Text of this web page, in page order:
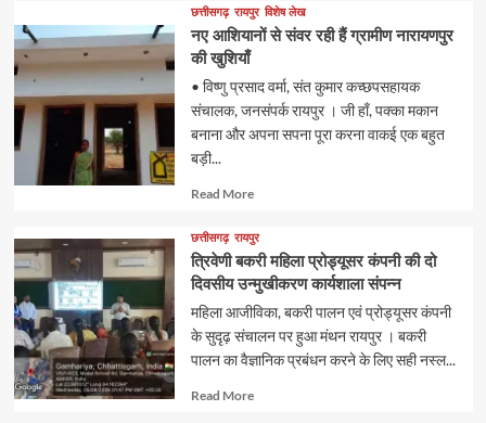
छत्तीसगढ़ रायपुर विशेष लेख
नए आशियानों से संवर रही हैं ग्रामीण नारायणपुर
की खुशियाँ
• विष्णु प्रसाद वर्मा, संत कुमार कच्छपसहायक
संचालक, जनसंपर्क रायपुर । जी हाँ, पक्का मकान
बनाना और अपना सपना पूरा करना वाकई एक बहुत
बड़ी...
Read MoreRead
about
छत्तीसगढ़ रायपुर
त्रिवेणी बकरी महिला प्रोड्यूसर कंपनी की दो
दिवसीय उन्मुखीकरण कार्यशाला संपन्न
महिला आजीविका, बकरी पालन एवं प्रोड्यूसर कंपनी
के सुदृढ़ संचालन पर हुआ मंथन रायपुर । बकरी
पालन का वैज्ञानिक प्रबंधन करने के लिए सही नस्ल...
Read MoreRead